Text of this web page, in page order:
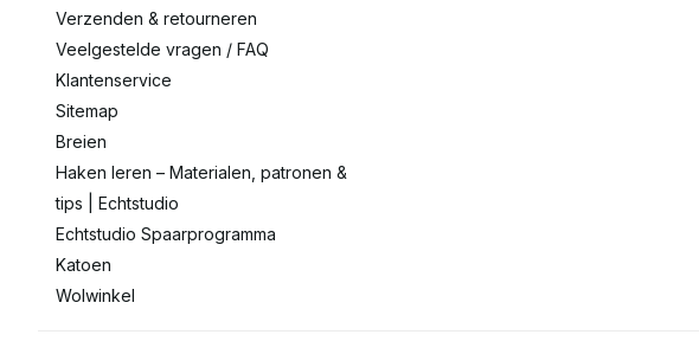
Verzenden & retourneren
Veelgestelde vragen / FAQ
Klantenservice
Sitemap
Breien
Haken leren – Materialen, patronen &
tips | Echtstudio
Echtstudio Spaarprogramma
Katoen
Wolwinkel